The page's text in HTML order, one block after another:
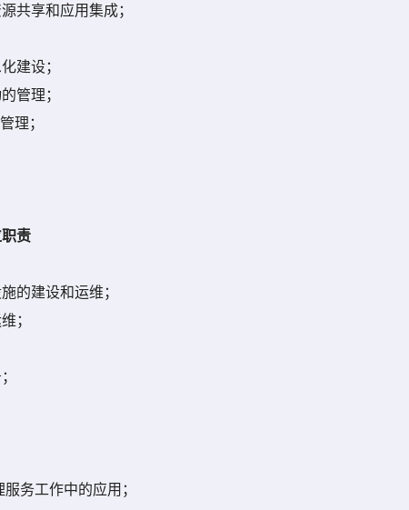
共享和应用集成；
建设；
管理；
理；
责
的建设和运维；
；
；
务工作中的应用；